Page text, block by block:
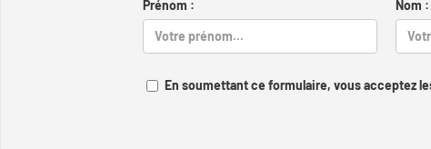
Prénom : Nom :
En soumettant ce formulaire, vous acceptez